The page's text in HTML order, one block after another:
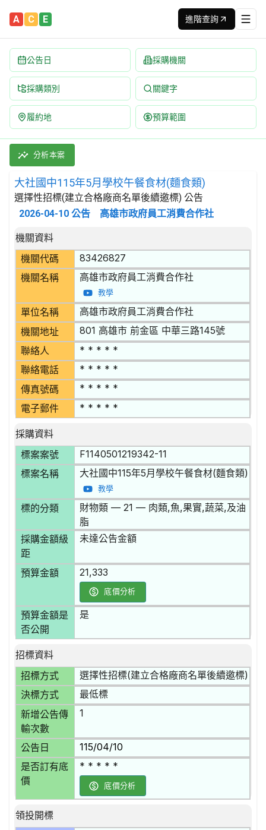
A C E 進階查詢
公告日 採購機關
採購類別 關鍵字
履約地 預算範圍
大社國中115年5月學校午餐食材(麵食類) 招標公告 | 案號：
採購類別：財物類 肉類,魚,果實,蔬菜,及油脂 | 招標方式：
分析本案
大社國中115年5月學校午餐食材(麵食類)
選擇性招標(建立合格廠商名單後續邀標) 公告
2026-04-10 公告 高雄市政府員工消費合作社
招標公告詳細內容
機關資料
機關代碼
83426827
機關名稱 高雄市政府員工消費合作社
教學
單位名稱 高雄市政府員工消費合作社
機關地址 801 高雄市 前金區 中華三路145號
聯絡人 * * * * *
聯絡電話 * * * * *
傳真號碼 * * * * *
電子郵件 * * * * *
採購資料
標案案號
F1140501219342-11
標案名稱 大社國中115年5月學校午餐食材(麵食類)
教學
標的分類
財物類 — 21 — 肉類,魚,果實,蔬菜,及油
脂
採購金額級
距
未達公告金額
預算金額 21,333
底價分析
預算金額是
否公開
是
招標資料
招標方式
選擇性招標(建立合格廠商名單後續邀標)
決標方式 最低標
新增公告傳
輸次數
1
公告日 115/04/10
是否訂有底
價
* * * * *
底價分析
領投開標